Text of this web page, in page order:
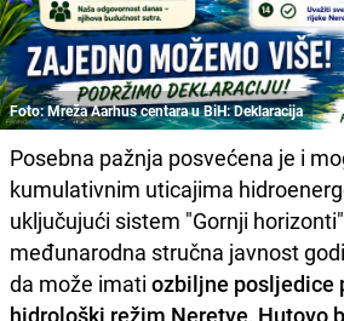
Foto: Mreža Aarhus centara u BiH: Deklaracija
Posebna pažnja posvećena je i
kumulativnim uticajima
uključujući sistem "Gornji
međunarodna stručna javnost
da može imati ozbiljne posljedice
hidrološki režim Neretve, Hutovo